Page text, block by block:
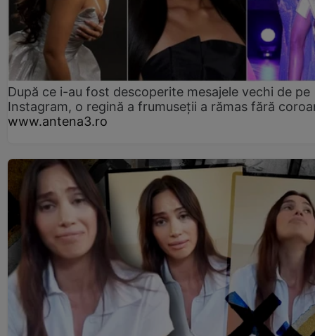
După ce i-au fost descoperite mesajele vechi de pe
Instagram, o regină a frumuseții a rămas fără
www.antena3.ro